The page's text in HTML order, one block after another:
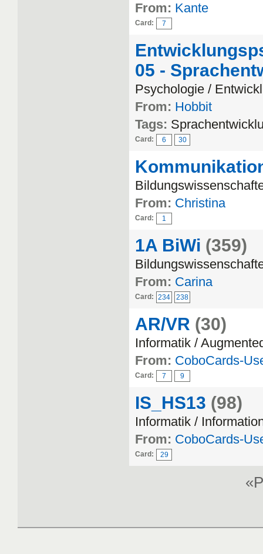
From: Kante
Card: 7
05 -
Psychologie /
From: Hobbit
Tags:
Card: 6 30
From: Christina
Card: 1
1A BiWi (359)
From: Carina
Card: 234 238
AR/VR (30)
Informatik /
From: CoboCards-
Card: 7 9
IS_HS13 (98)
Informatik /
From: CoboCards-
Card: 29